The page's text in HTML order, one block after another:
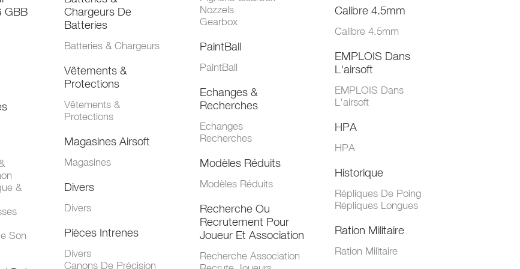
GBB
&
Son
Chargeurs De
Batteries
Batteries & Chargeurs
Vêtements &
Protections
Vêtements &
Protections
Magasines Airsoft
Magasines
Divers
Divers
Pièces Intrenes
Divers
Canons De Précision
Nozzels
Gearbox
PaintBall
PaintBall
Echanges &
Recherches
Echanges
Recherches
Modèles Réduits
Modèles Réduits
Recherche Ou
Recrutement Pour
Joueur Et Association
Recherche Association
Calibre 4.5mm
Calibre 4.5mm
EMPLOIS Dans
L'airsoft
EMPLOIS Dans
L'airsoft
HPA
HPA
Historique
Répliques De Poing
Répliques Longues
Ration Militaire
Ration Militaire